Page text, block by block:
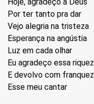
Por ter tanto pra dar
Vejo alegria na tristeza
Esperança na angústia
Luz em cada olhar
Eu agradeço essa
E devolvo com
Esse meu cantar